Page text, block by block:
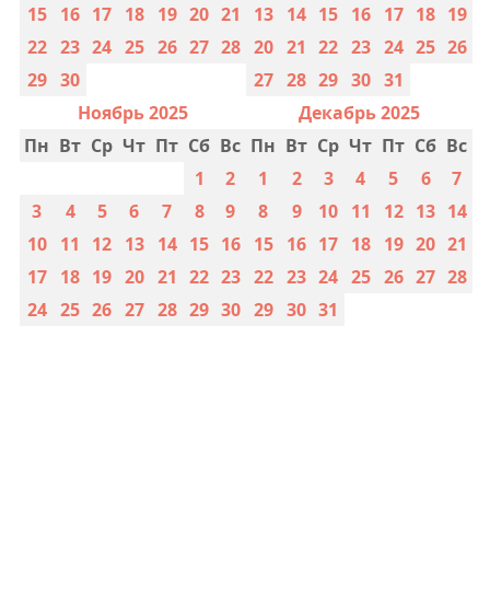
15 16 17 18 19 20 21
22 23 24 25 26 27 28
29 30
13 14 15 16 17 18 19
20 21 22 23 24 25 26
27 28 29 30 31
Ноябрь 2025
Пн Вт Ср Чт Пт Сб Вс
1
2
3
4 5 6 7 8
9
10 11 12 13 14 15 16
17 18 19 20 21 22 23
24 25 26 27 28 29 30
Декабрь 2025
Пн Вт Ср Чт Пт Сб Вс
1
2 3 4 5 6
7
8
9 10 11 12 13 14
15 16 17 18 19 20 21
22 23 24 25 26 27 28
29 30 31